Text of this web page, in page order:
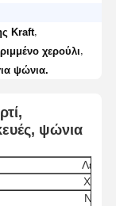
Kraft
χερούλι
ψώνια.
ψώνια